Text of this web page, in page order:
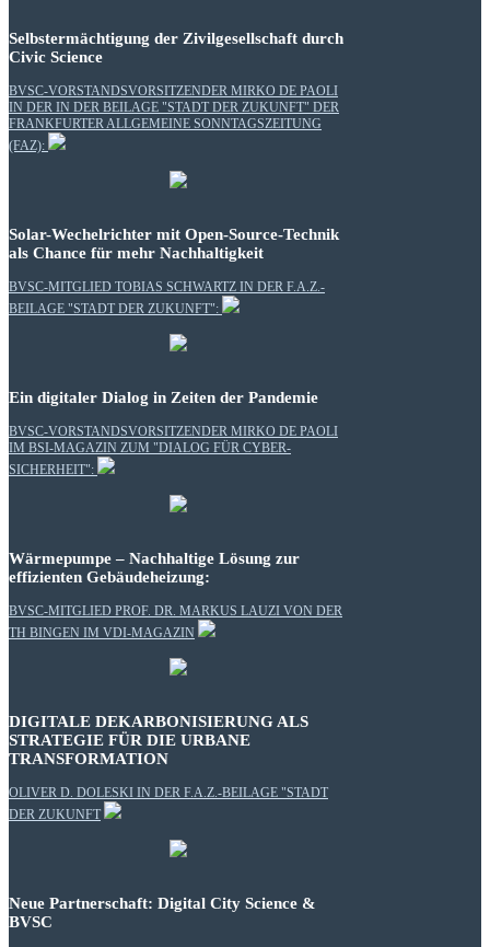
Selbstermächtigung der Zivilgesellschaft durch
Civic Science
BVSC-VORSTANDSVORSITZENDER MIRKO DE PAOLI
IN DER IN DER BEILAGE "STADT DER ZUKUNFT" DER
FRANKFURTER ALLGEMEINE SONNTAGSZEITUNG
(FAZ):
Solar-Wechelrichter mit Open-Source-Technik
als Chance für mehr Nachhaltigkeit
BVSC-MITGLIED TOBIAS SCHWARTZ IN DER F.A.Z.-
BEILAGE "STADT DER ZUKUNFT":
Ein digitaler Dialog in Zeiten der Pandemie
BVSC-VORSTANDSVORSITZENDER MIRKO DE PAOLI
IM BSI-MAGAZIN ZUM "DIALOG FÜR CYBER-
SICHERHEIT":
Wärmepumpe – Nachhaltige Lösung zur
effizienten Gebäudeheizung:
BVSC-MITGLIED PROF. DR. MARKUS LAUZI VON DER
TH BINGEN IM VDI-MAGAZIN
DIGITALE DEKARBONISIERUNG ALS
STRATEGIE FÜR DIE URBANE
TRANSFORMATION
OLIVER D. DOLESKI IN DER F.A.Z.-BEILAGE "STADT
DER ZUKUNFT
Neue Partnerschaft: Digital City Science &
BVSC